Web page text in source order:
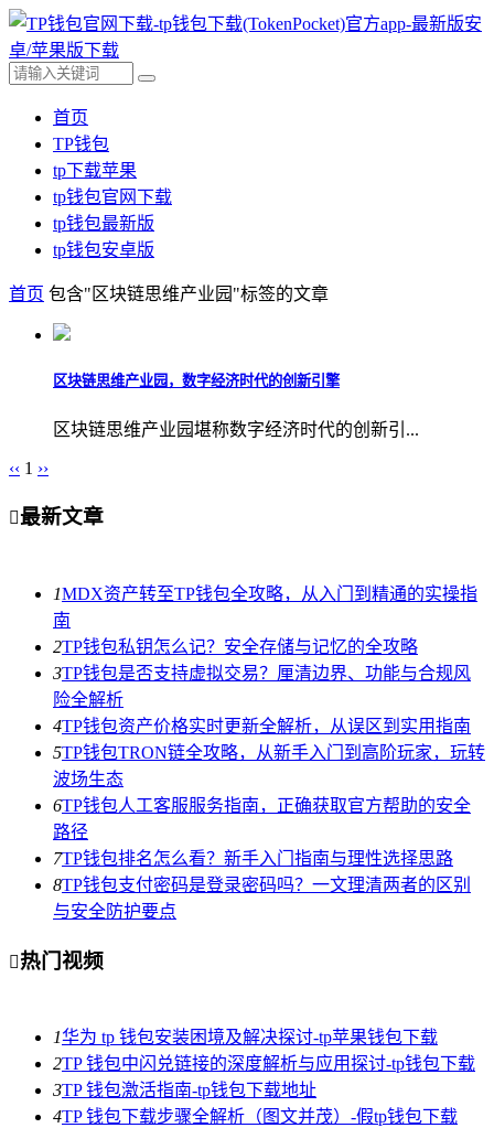
首页
TP钱包
tp下载苹果
tp钱包官网下载
tp钱包最新版
tp钱包安卓版
首页 包含"区块链思维产业园"标签的文章
区块链思维产业园，数字经济时代的创新引擎
区块链思维产业园堪称数字经济时代的创新引...
‹‹ 1 ››
最新文章
1MDX资产转至TP钱包全攻略，从入门到精通的实操指
南
2TP钱包私钥怎么记？安全存储与记忆的全攻略
3TP钱包是否支持虚拟交易？厘清边界、功能与合规风
险全解析
4TP钱包资产价格实时更新全解析，从误区到实用指南
5TP钱包TRON链全攻略，从新手入门到高阶玩家，玩转
波场生态
6TP钱包人工客服服务指南，正确获取官方帮助的安全
路径
7TP钱包排名怎么看？新手入门指南与理性选择思路
8TP钱包支付密码是登录密码吗？一文理清两者的区别
与安全防护要点
热门视频
1华为 tp 钱包安装困境及解决探讨-tp苹果钱包下载
2TP 钱包中闪兑链接的深度解析与应用探讨-tp钱包下载
3TP 钱包激活指南-tp钱包下载地址
4TP 钱包下载步骤全解析（图文并茂）-假tp钱包下载